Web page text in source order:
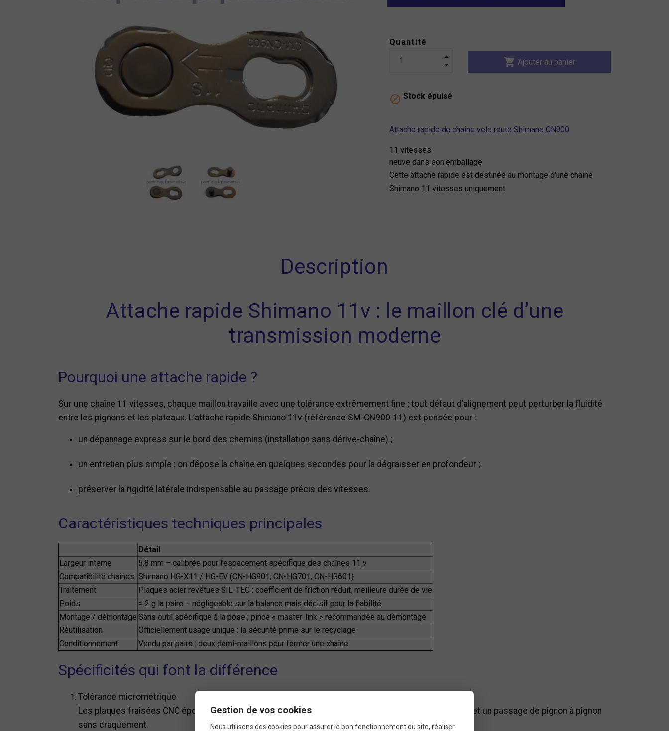
Quantité
shopping_cart Ajouter au panier
 Stock épuisé
Attache rapide de chaine velo route Shimano CN900
11 vitesses
neuve dans son emballage
Cette attache rapide est destinée au montage d'une chaine
Shimano 11 vitesses uniquement
Description
Attache rapide Shimano 11v : le maillon clé d’une
transmission moderne
Pourquoi une attache rapide ?
Sur une chaîne 11 vitesses, chaque maillon travaille avec une tolérance extrêmement fine ; tout défaut d’alignement peut perturber la fluidité
entre les pignons et les plateaux. L’attache rapide Shimano 11v (référence SM-CN900-11) est pensée pour :
un dépannage express sur le bord des chemins (installation sans dérive-chaîne) ;
un entretien plus simple : on dépose la chaîne en quelques secondes pour la dégraisser en profondeur ;
préserver la rigidité latérale indispensable au passage précis des vitesses.
Caractéristiques techniques principales
Détail
Largeur interne
5,8 mm – calibrée pour l’espacement spécifique des chaînes 11 v
Compatibilité chaînes Shimano HG-X11 / HG-EV (CN-HG901, CN-HG701, CN-HG601)
Traitement
Plaques acier revêtues SIL-TEC : coefficient de friction réduit, meilleure durée de vie
Poids
≈ 2 g la paire – négligeable sur la balance mais décisif pour la fiabilité
Montage / démontage Sans outil spécifique à la pose ; pince « master-link » recommandée au démontage
Réutilisation
Officiellement usage unique : la sécurité prime sur le recyclage
Conditionnement
Vendu par paire : deux demi-maillons pour fermer une chaîne
Spécificités qui font la différence
Tolérance micrométrique
Les plaques fraisées CNC épousent parfaitement les axes ; résultat : une ligne de chaîne impeccable et un passage de pignon à pignon
sans craquement.
Gestion de vos cookies
Nous utilisons des cookies pour assurer le bon fonctionnement du site, réaliser